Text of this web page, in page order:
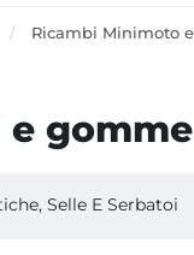
Ricambi Minimoto
e
Selle E Serbatoi